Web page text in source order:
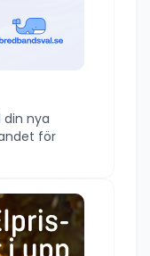
nya
för